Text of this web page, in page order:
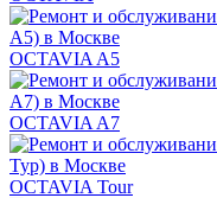
OCTAVIA A5
OCTAVIA A7
OCTAVIA Tour